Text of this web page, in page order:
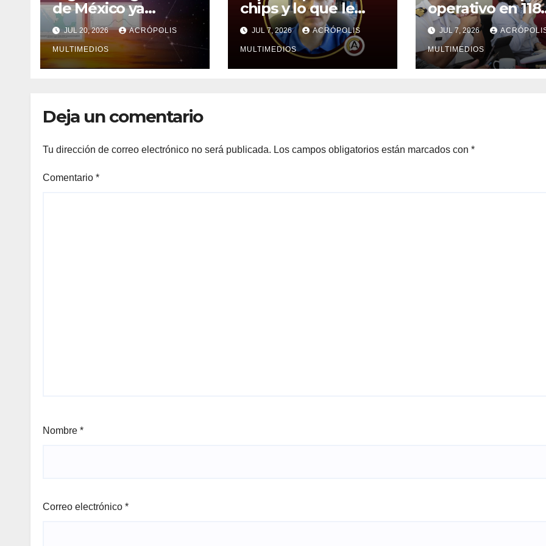
de México ya
experimentan la
canícula
JUL 20, 2026 ACRÓPOLIS
MULTIMEDIOS
chips y lo que le
toca a México
JUL 7, 2026 ACRÓPOLIS
MULTIMEDIOS
operativo en 118
municipios por
lluvias y ciclones
JUL 7, 2026
MULTIMEDIOS
Deja un comentario
Tu dirección de correo electrónico no será publicada. Los campos obligatorios están marcados con *
Comentario *
Nombre *
Correo electrónico *